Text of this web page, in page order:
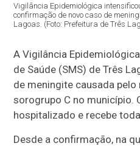
Vigilância Epidemiológica
confirmação de novo caso de
Lagoas. (Foto: Prefeitura de Três
A Vigilância
de Saúde (SMS) de Três
de meningite causada
sorogrupo C no município.
hospitalizado e recebe
Desde a confirmação, na